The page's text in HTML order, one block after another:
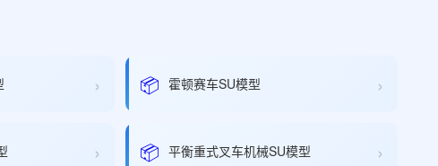
› 📦 霍顿赛车SU模型 ›
› 📦 平衡重式叉车机械SU模型 ›